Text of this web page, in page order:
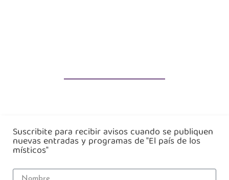
Suscribite para recibir avisos cuando se publiquen
nuevas entradas y programas de "El país de los
místicos"